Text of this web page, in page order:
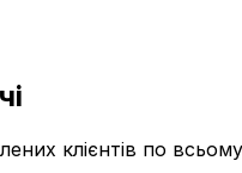
клієнтів по